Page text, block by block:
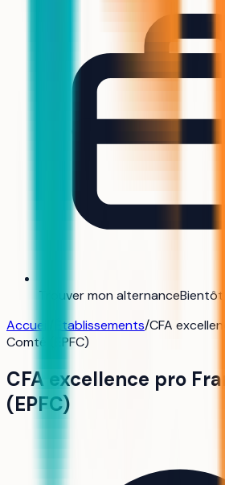
Trouver mon alternanceBientôt
Accueil
Établissements/CFA
Comté (EPFC)
CFA excellence pro
(EPFC)